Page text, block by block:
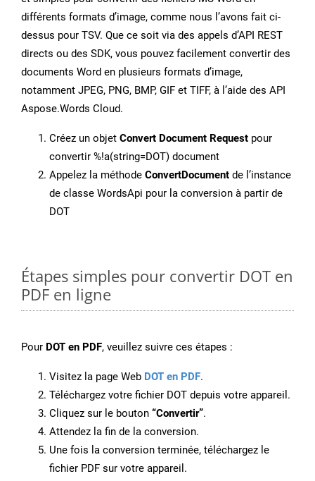
différents formats d’image, comme nous l’avons fait ci-
dessus pour TSV. Que ce soit via des appels d’API REST
directs ou des SDK, vous pouvez facilement convertir des
documents Word en plusieurs formats d’image,
notamment JPEG, PNG, BMP, GIF et TIFF, à l’aide des API
Aspose.Words Cloud.
Créez un objet Convert Document Request pour
convertir %!a(string=DOT) document
Appelez la méthode ConvertDocument de l’instance
de classe WordsApi pour la conversion à partir de
DOT
Étapes simples pour convertir DOT en
PDF en ligne
Pour DOT en PDF, veuillez suivre ces étapes :
Visitez la page Web DOT en PDF.
Téléchargez votre fichier DOT depuis votre appareil.
Cliquez sur le bouton “Convertir”.
Attendez la fin de la conversion.
Une fois la conversion terminée, téléchargez le
fichier PDF sur votre appareil.